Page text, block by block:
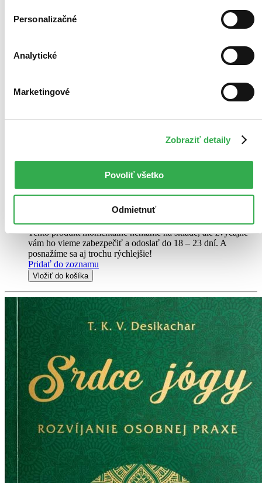
Personalizačné
Analytické
Marketingové
Zobraziť detaily
Povoliť všetko
Odmietnuť
EN
A world-renowned teacher outlines a step-by-step sequence for
developing a complete practice according to viniyoga--yoga adapted
to the needs of the individual. 300 photos/illustrations.
Do 18 – 23 dní
Tento produkt momentálne nemáme na sklade, ale zvyčajne
vám ho vieme zabezpečiť a odoslať do 18 – 23 dní. A
posnažíme sa aj trochu rýchlejšie!
Pridať do zoznamu
Vložiť do košíka